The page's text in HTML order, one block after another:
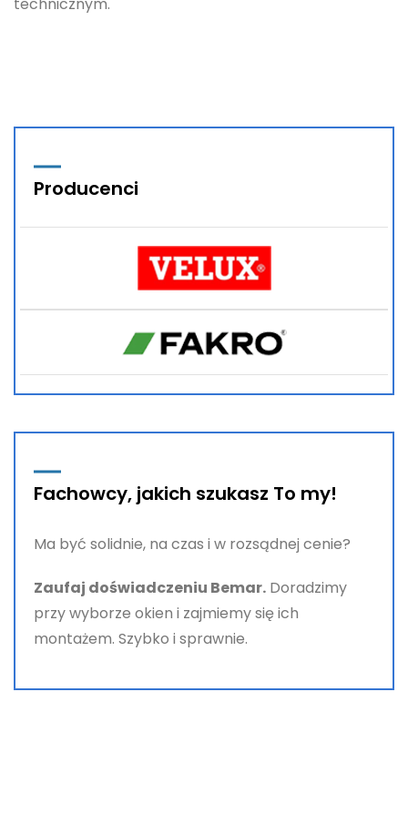
Producenci
Fachowcy, jakich szukasz To my!
Ma być solidnie, na czas i w rozsądnej cenie?
Zaufaj doświadczeniu Bemar. Doradzimy
przy wyborze okien i zajmiemy się ich
montażem. Szybko i sprawnie.